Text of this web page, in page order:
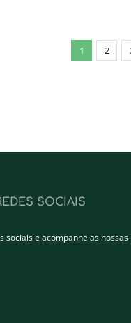
1 2
SOCIAIS
sociais e acompanhe as